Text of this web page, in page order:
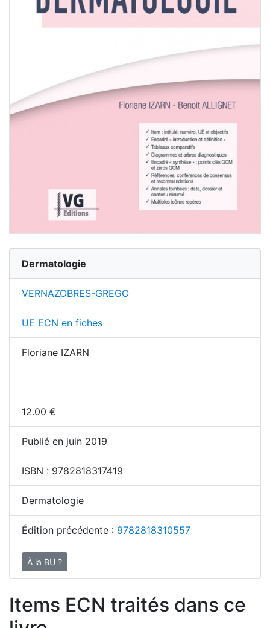
Dermatologie
VERNAZOBRES-GREGO
UE ECN en fiches
Floriane IZARN
12.00 €
Publié en juin 2019
ISBN : 9782818317419
Dermatologie
Édition précédente : 9782818310557
À la BU ?
Items ECN traités dans ce